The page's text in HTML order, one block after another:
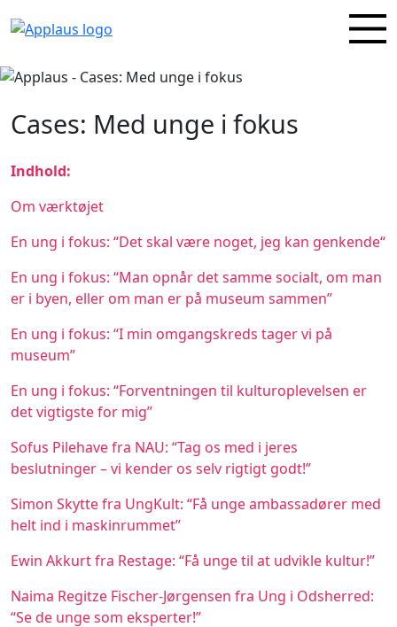
Cases: Med unge i fokus
Indhold:
Om værktøjet
En ung i fokus: “Det skal være noget, jeg kan genkende“
En ung i fokus: “Man opnår det samme socialt, om man
er i byen, eller om man er på museum sammen”
En ung i fokus: “I min omgangskreds tager vi på
museum”
En ung i fokus: “Forventningen til kulturoplevelsen er
det vigtigste for mig”
Sofus Pilehave fra NAU: “Tag os med i jeres
beslutninger – vi kender os selv rigtigt godt!”
Simon Skytte fra UngKult: “Få unge ambassadører med
helt ind i maskinrummet”
Ewin Akkurt fra Restage: “Få unge til at udvikle kultur!”
Naima Regitze Fischer-Jørgensen fra Ung i Odsherred:
“Se de unge som eksperter!”